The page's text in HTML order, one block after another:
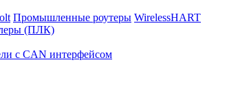
Промышленные роутеры WirelessHART
(ПЛК)
с CAN интерфейсом